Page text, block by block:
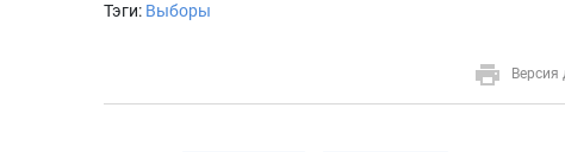
Тэги: Выборы
Версия